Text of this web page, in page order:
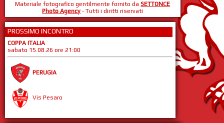
Materiale fotografico gentilmente fornito daSETTONCE
Photo Agency - Tutti i diritti riservati
PROSSIMO INCONTRO
COPPA ITALIA
sabato 15.08.26 ore 21:00
PERUGIA
Vis Pesaro